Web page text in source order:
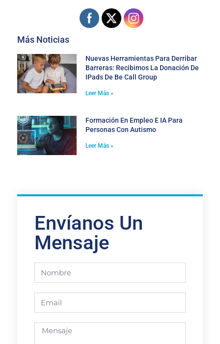
Más Noticias
Nuevas Herramientas Para Derribar
Barreras: Recibimos La Donación De
IPads De Be Call Group
Leer Más »
Formación En Empleo E IA Para
Personas Con Autismo
Leer Más »
Envíanos Un
Mensaje